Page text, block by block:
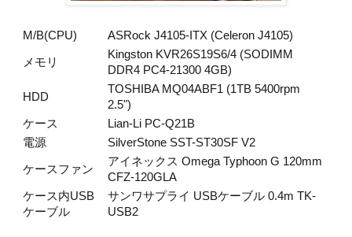
M/B(CPU)
ASRock J4105-ITX (Celeron J4105)
メモリ
Kingston KVR26S19S6/4 (SODIMM
DDR4 PC4-21300 4GB)
HDD
TOSHIBA MQ04ABF1 (1TB 5400rpm
2.5")
ケース
Lian-Li PC-Q21B
電源
SilverStone SST-ST30SF V2
ケースファン
アイネックス Omega Typhoon G 120mm
CFZ-120GLA
ケース内USB
ケーブル
サンワサプライ USBケーブル 0.4m TK-
USB2